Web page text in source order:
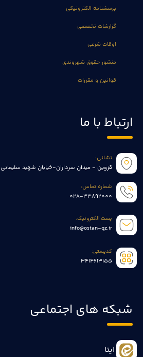
پرسشنامه الکترونیکی
گزارشات تخصصی
اوقات شرعی
منشور حقوق شهروندی
قوانین و مقررات
ارتباط با ما
نشانی:
قزوین - میدان سرداران-خیابان شهید سلیمانی
شماره تماس:
028-33892000
پست الکترونیک:
info@ostan-qz.ir
کدپستی:
3414613155
شبکه های اجتماعی
ایتا